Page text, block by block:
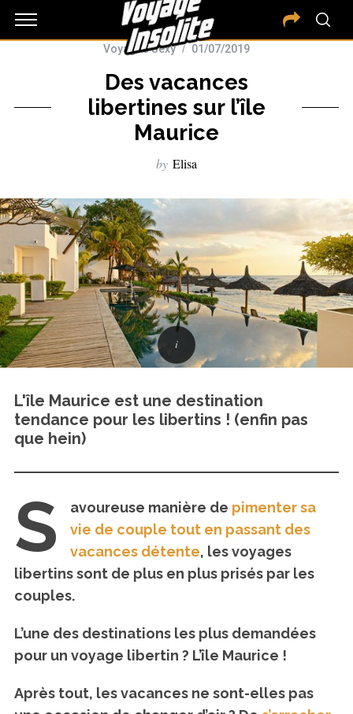
Voyages Sexy 01/07/2019
Des vacances
libertines sur l’île
Maurice
by Elisa
L'île Maurice est une destination
tendance pour les libertins ! (enfin pas
que hein)
S avoureuse manière de pimenter sa
vie de couple tout en passant des
vacances détente, les voyages
libertins sont de plus en plus prisés par les
couples.
L’une des destinations les plus demandées
pour un voyage libertin ? L’île Maurice !
Après tout, les vacances ne sont-elles pas